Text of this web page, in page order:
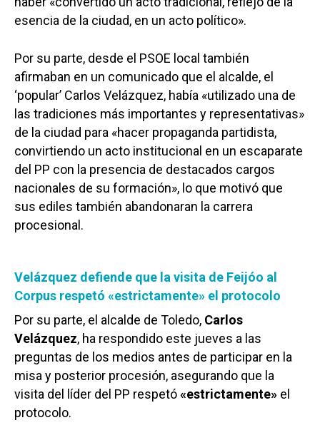
esencia de la ciudad, en un acto político».
Por su parte, desde el PSOE local también
afirmaban en un comunicado que el alcalde, el
‘popular’ Carlos Velázquez, había «utilizado una de
las tradiciones más importantes y representativas»
de la ciudad para «hacer propaganda partidista,
convirtiendo un acto institucional en un escaparate
del PP con la presencia de destacados cargos
nacionales de su formación», lo que motivó que
sus ediles también abandonaran la carrera
procesional.
Velázquez defiende que la visita de Feijóo al
Corpus respetó «estrictamente» el protocolo
Por su parte, el alcalde de Toledo, Carlos
Velázquez, ha respondido este jueves a las
preguntas de los medios antes de participar en la
misa y posterior procesión, asegurando que la
visita del líder del PP respetó«estrictamente» el
protocolo.